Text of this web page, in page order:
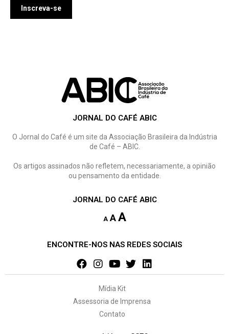
JORNAL DO CAFÉ ABIC
O Jornal do Café é um site da Associação Brasileira da Indústria
de Café – ABIC.
Os artigos assinados não refletem, necessariamente, a opinião
ou pensamento da entidade.
JORNAL DO CAFÉ ABIC
A A A
ENCONTRE-NOS NAS REDES SOCIAIS
Mídia Kit
Assessoria de Imprensa
Contato